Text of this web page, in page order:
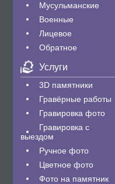
Мусульманские
Военные
Лицевое
Обратное
Услуги
3D памятники
Гравëрные работы
Гравировка фото
Гравировка с
выездом
Ручное фото
Цветное фото
Фото на памятник